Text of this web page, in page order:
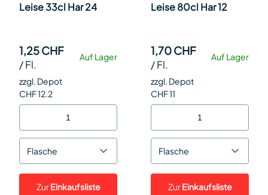
Leise 33cl Har 24
Auf Lager
1,25 CHF
/Fl.
zzgl. Depot
CHF 12.2
Flasche
ZurEinkaufsliste
Leise 80cl Har 12
Auf Lager
1,70 CHF
/Fl.
zzgl. Depot
CHF 11
Flasche
ZurEinkaufsliste